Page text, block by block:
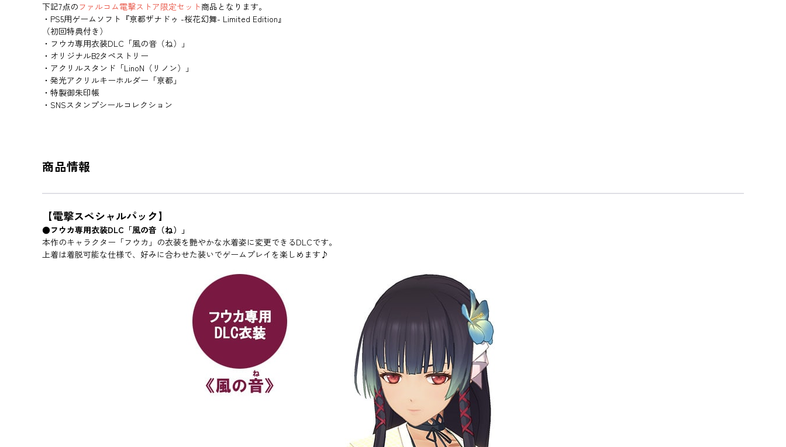
下記7点のファルコム電撃ストア限定セット商品となります。
・PS5用ゲームソフト『亰都ザナドゥ -桜花幻舞- Limited Edition』
（初回特典付き）
・フウカ専用衣装DLC「風の音（ね）」
・オリジナルB2タペストリー
・アクリルスタンド「LinoN（リノン）」
・発光アクリルキーホルダー「亰都」
・特製御朱印帳
・SNSスタンプシールコレクション
商品情報
【電撃スペシャルパック】
●フウカ専用衣装DLC「風の音（ね）」
本作のキャラクター「フウカ」の衣装を艶やかな水着姿に変更できるDLCです。
上着は着脱可能な仕様で、好みに合わせた装いでゲームプレイを楽しめます♪